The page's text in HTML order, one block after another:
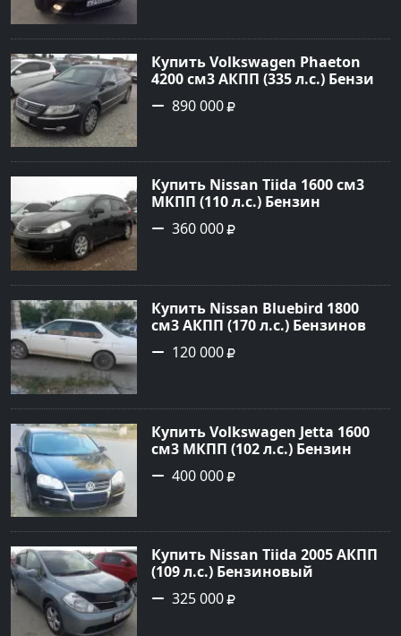
Авторынок23
Купить Volkswagen Phaeton
4200 см3 АКПП (335 л.с.) Бензин
инжектор в Новороссийск:
цвет черный металлик Седан
сайте Авторынок23
890 000
Купить Nissan Tiida 1600 см3
МКПП (110 л.с.) Бензин
инжектор в Армавир: цвет
черный Хетчбэк 2008 года по
Авторынок23
360 000
Купить Nissan Bluebird 1800
см3 АКПП (170 л.с.) Бензиновый
в Новороссийск: цвет Белый
Седан 1996 года по цене 120000
120 000
Купить Volkswagen Jetta 1600
см3 МКПП (102 л.с.) Бензин
инжектор в Краснодар: цвет
черный Седан 2010 года по
Авторынок23
400 000
Купить Nissan Tiida 2005 АКПП
(109 л.с.) Бензиновый
Новороссийск цвет голубой
металик Хетчбэк 2005 года по
325 000